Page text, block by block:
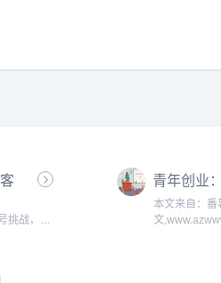
挑战，由
青年创业
当创始人
本文来自：番
文